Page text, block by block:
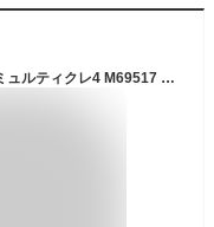
新品 ルイヴィトン キーケース モノグラム ミュルティクレ4 M69517 LOUIS VUITTON ブラウン 新型 ルイ・ヴィトン モノグラム ルイ ヴィトン キーケース ルイ ヴィトン レディース LOUIS VUITTON WALLET 新品